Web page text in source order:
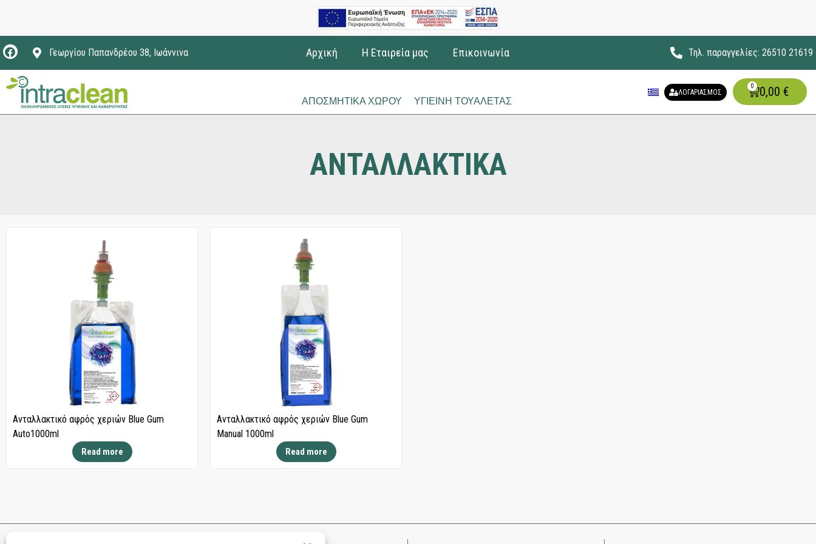
Γεωργίου Παπανδρέου 38, Ιωάννινα Αρχική Η Εταιρεία μας Επικοινωνία Τηλ. παραγγελίες: 26510 21619
ΑΠΟΣΜΗΤΙΚΑ ΧΩΡΟΥ ΥΓΙΕΙΝΗ ΤΟΥΑΛΕΤΑΣ
ΛΟΓΑΡΙΑΣΜΟΣ 0,00€
0
ΑΝΤΑΛΛΑΚΤΙΚΑ
Ανταλλακτικό αφρός χεριών Blue Gum
Auto1000ml
Read more
Ανταλλακτικό αφρός χεριών Blue Gum
Manual 1000ml
Read more